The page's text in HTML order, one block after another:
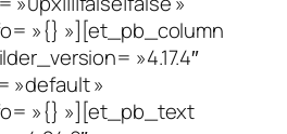
»{} »][et_pb_column
»4.17.4″
»default »
»{} »][et_pb_text